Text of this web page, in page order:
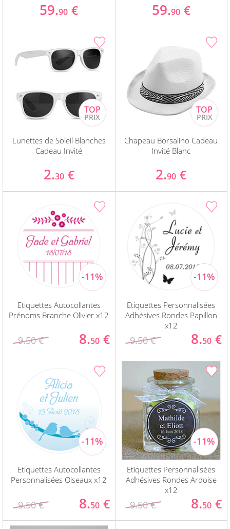
59.90 € 59.90 €
Lunettes de Soleil Blanches
Cadeau Invité
2.30 €
Chapeau Borsalino Cadeau
Invité Blanc
2.90 €
Etiquettes Autocollantes
Prénoms Branche Olivier x12
9.50 € 8.50 €
Etiquettes Personnalisées
Adhésives Rondes Papillon
x12
9.50 € 8.50 €
Etiquettes Autocollantes
Personnalisées Oiseaux x12
9.50 € 8.50 €
Etiquettes Personnalisées
Adhésives Rondes Ardoise
x12
9.50 € 8.50 €